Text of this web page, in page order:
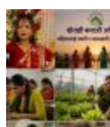
कपिलवस्तु र
लुम्बिनीको नयाँ